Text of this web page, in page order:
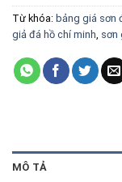
Từ khóa: bảng giá sơn
giả đá hồ chí minh sơn
MÔ TẢ